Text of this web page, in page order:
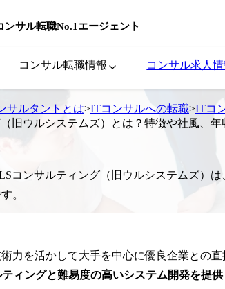
ンサル転職No.1エージェント
コンサル転職情報 コンサル求人情
サルタントとは>ITコンサルへの転職>ITコ
旧ウルシステムズ）とは？特徴や社風、年
コンサルティング（旧ウルシステムズ）は
。
力を活かして大手を中心に優良企業との直
ィングと難易度の高いシステム開発を提供